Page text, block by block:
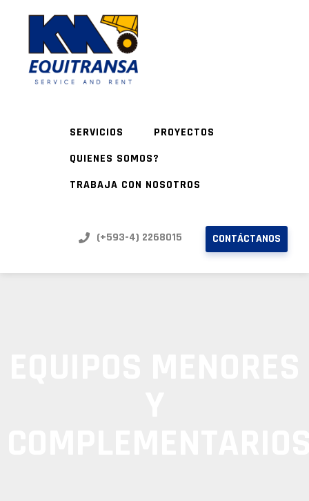
SERVICIOS
PROYECTOS
QUIENES SOMOS?
TRABAJA CON NOSOTROS
(+593-4) 2268015 CONTÁCTANOS